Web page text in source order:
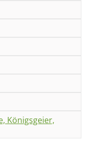
Königsgeier,